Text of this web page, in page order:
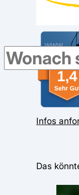
Infos
Das